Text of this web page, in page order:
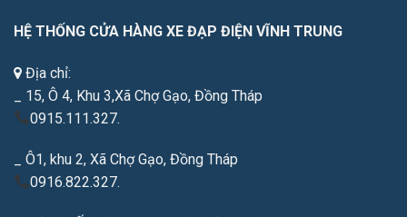
HỆ THỐNG CỬA HÀNG XE ĐẠP ĐIỆN VĨNH TRUNG
Địa chỉ:
_ 15, Ô 4, Khu 3,Xã Chợ Gạo, Đồng Tháp
0915.111.327.
_ Ô1, khu 2, Xã Chợ Gạo, Đồng Tháp
0916.822.327.